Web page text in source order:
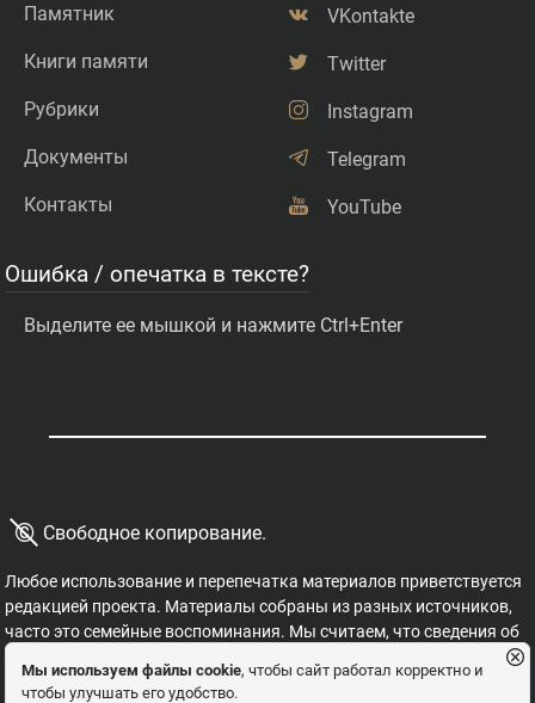
Памятник
Книги памяти
Рубрики
Документы
Контакты
VKontakte
Twitter
Instagram
Telegram
YouTube
Ошибка / опечатка в тексте?
Выделите ее мышкой и нажмите Ctrl+Enter
© Свободное копирование.
Любое использование и перепечатка материалов приветствуется
редакцией проекта. Материалы собраны из разных источников,
часто это семейные воспоминания. Мы считаем, что сведения об
этих важных страницах истории должны быть свободными для
распространения, на них не могут накладываться никакие
Мы используем файлы cookie, чтобы сайт работал корректно и
чтобы улучшать его удобство.